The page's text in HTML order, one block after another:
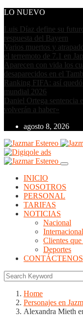
LO NUEVO
Luis Díaz define su
respuesta del Bayern
Varios muertos y
el terremoto de 7.1 en
Aparecen con vida los
desaparecidos en el
Ranking FIFA: así
mundial 2026
Daniel Ortega sentencia
volverán a haber»
agosto 8, 2026
INICIO
NOSOTROS
PERSONAL
TARIFAS
NOTICIAS
Nacional
Internacional
Clientes
Deportes
CONTÁCTENOS
Home
Personajes en
Alexandra Mieth